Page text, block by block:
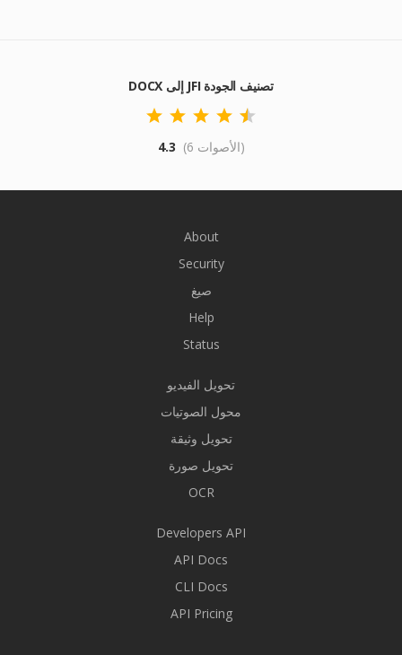
DOCX إلى JFI تصنيف الجودة
4.3 (6 الأصوات)
About
Security
صيغ
Help
Status
تحويل الفيديو
محول الصوتيات
تحويل وثيقة
تحويل صورة
OCR
Developers API
API Docs
CLI Docs
API Pricing